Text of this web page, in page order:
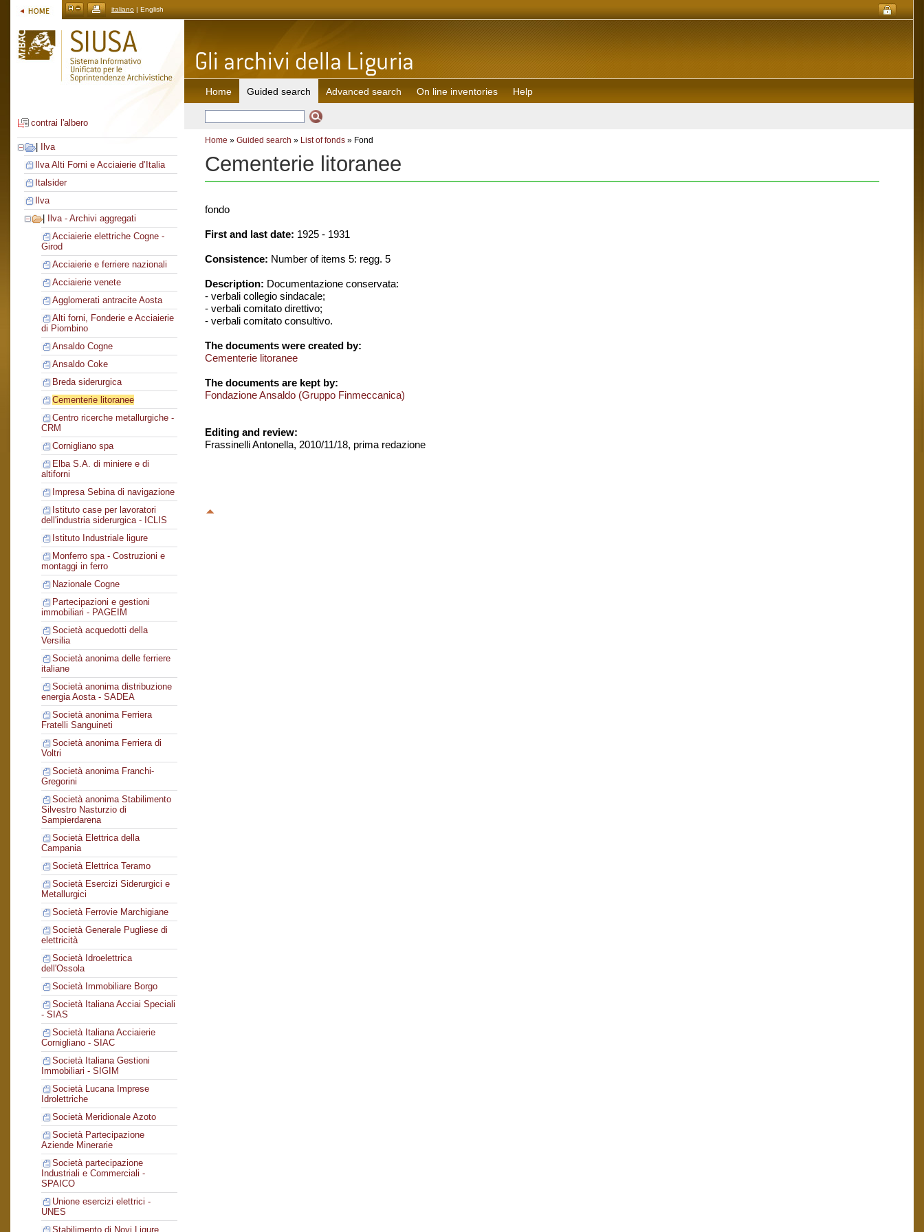
italiano | English
contrai l'albero
Ilva
Ilva Alti Forni e Acciaierie d’Italia
Italsider
Ilva
Ilva - Archivi aggregati
Acciaierie elettriche Cogne -
Girod
Acciaierie e ferriere nazionali
Acciaierie venete
Agglomerati antracite Aosta
Alti forni, Fonderie e Acciaierie
di Piombino
Ansaldo Cogne
Ansaldo Coke
Breda siderurgica
Cementerie litoranee
Centro ricerche metallurgiche -
CRM
Cornigliano spa
Elba S.A. di miniere e di
altiforni
Impresa Sebina di navigazione
Istituto case per lavoratori
dell'industria siderurgica - ICLIS
Istituto Industriale ligure
Monferro spa - Costruzioni e
montaggi in ferro
Nazionale Cogne
Partecipazioni e gestioni
immobiliari - PAGEIM
Società acquedotti della
Versilia
Società anonima delle ferriere
italiane
Società anonima distribuzione
energia Aosta - SADEA
Società anonima Ferriera
Fratelli Sanguineti
Società anonima Ferriera di
Voltri
Società anonima Franchi-
Gregorini
Società anonima Stabilimento
Silvestro Nasturzio di
Sampierdarena
Società Elettrica della
Campania
Società Elettrica Teramo
Società Esercizi Siderurgici e
Metallurgici
Società Ferrovie Marchigiane
Società Generale Pugliese di
elettricità
Società Idroelettrica
dell'Ossola
Società Immobiliare Borgo
Società Italiana Acciai Speciali
- SIAS
Società Italiana Acciaierie
Cornigliano - SIAC
Società Italiana Gestioni
Immobiliari - SIGIM
Società Lucana Imprese
Idrolettriche
Società Meridionale Azoto
Società Partecipazione
Aziende Minerarie
Società partecipazione
Industriali e Commerciali -
SPAICO
Unione esercizi elettrici -
UNES
Stabilimento di Novi Ligure
Home Guided search Advanced search On line inventories Help
Home » Guided search » List of fonds » Fond
Cementerie litoranee
fondo
First and last date: 1925 - 1931
Consistence: Number of items 5: regg. 5
Description: Documentazione conservata:
- verbali collegio sindacale;
- verbali comitato direttivo;
- verbali comitato consultivo.
The documents were created by:
Cementerie litoranee
The documents are kept by:
Fondazione Ansaldo (Gruppo Finmeccanica)
Editing and review:
Frassinelli Antonella, 2010/11/18, prima redazione